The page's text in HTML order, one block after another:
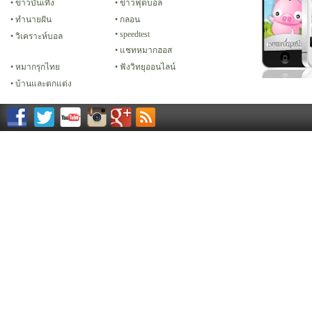
ข่าวบันเทิง
ข่าวฟุตบอล
ทํานายฝัน
กลอน
วิเคราะห์บอล
speedtest
แชทหมากฮอส
หมากรุกไทย
ฟังวิทยุออนไลน์
บ้านและตกแต่ง